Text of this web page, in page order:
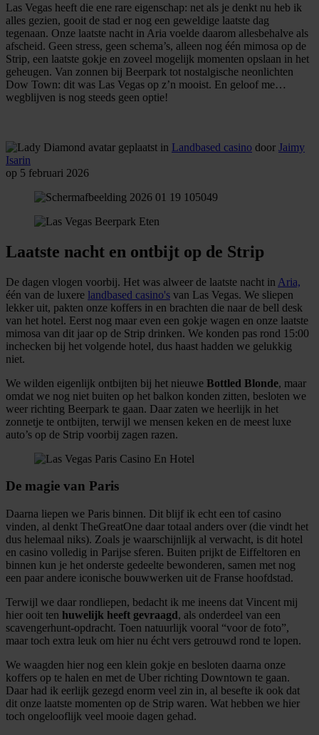
Las Vegas heeft die ene rare eigenschap: net als je denkt nu heb ik
alles gezien, gooit de stad er nog een geweldige laatste dag
tegenaan. Onze laatste nacht in Aria voelde daarom allesbehalve als
afscheid. Geen stress, geen schema’s, alleen nog één mimosa op de
Strip, een laatste gokje en zoveel mogelijk momenten opslaan in het
geheugen. Van zonnen bij Beerpark tot nostalgische neonlichten
Dow Town: dit was Las Vegas op z’n mooist. En geloof me…
wegblijven is nog steeds geen optie!
geplaatst in Landbased casino door Jaimy
Isarin
op 5 februari 2026
Laatste nacht en ontbijt op de Strip
De dagen vlogen voorbij. Het was alweer de laatste nacht in Aria,
één van de luxere landbased casino's van Las Vegas. We sliepen
lekker uit, pakten onze koffers in en brachten die naar de bell desk
van het hotel. Eerst nog maar even een gokje wagen en onze laatste
mimosa van dit jaar op de Strip drinken. We konden pas rond 15:00
inchecken bij het volgende hotel, dus haast hadden we gelukkig
niet.
We wilden eigenlijk ontbijten bij het nieuwe Bottled Blonde, maar
omdat we nog niet buiten op het balkon konden zitten, besloten we
weer richting Beerpark te gaan. Daar zaten we heerlijk in het
zonnetje te ontbijten, terwijl we mensen keken en de meest luxe
auto’s op de Strip voorbij zagen razen.
De magie van Paris
Daarna liepen we Paris binnen. Dit blijf ik echt een tof casino
vinden, al denkt TheGreatOne daar totaal anders over (die vindt het
dus helemaal niks). Zoals je waarschijnlijk al verwacht, is dit hotel
en casino volledig in Parijse sferen. Buiten prijkt de Eiffeltoren en
binnen kun je het onderste gedeelte bewonderen, samen met nog
een paar andere iconische bouwwerken uit de Franse hoofdstad.
Terwijl we daar rondliepen, bedacht ik me ineens dat Vincent mij
hier ooit ten huwelijk heeft gevraagd, als onderdeel van een
scavengerhunt-opdracht. Toen natuurlijk vooral “voor de foto”,
maar toch extra leuk om hier nu écht vers getrouwd rond te lopen.
We waagden hier nog een klein gokje en besloten daarna onze
koffers op te halen en met de Uber richting Downtown te gaan.
Daar had ik eerlijk gezegd enorm veel zin in, al besefte ik ook dat
dit onze laatste momenten op de Strip waren. Wat hebben we hier
toch ongelooflijk veel mooie dagen gehad.